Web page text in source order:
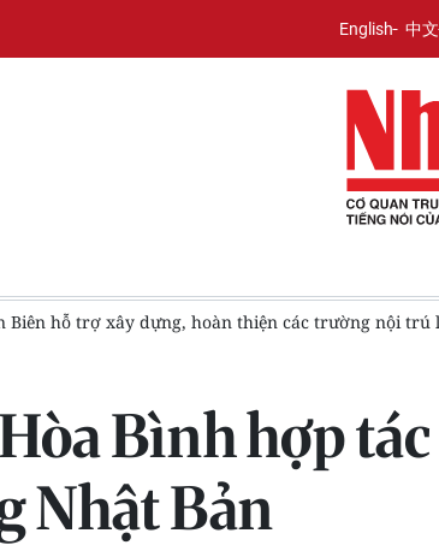
English 中文
Trị giảm 55% số cơ sở giáo dục công lập
Bình hợp
Nhật Bản